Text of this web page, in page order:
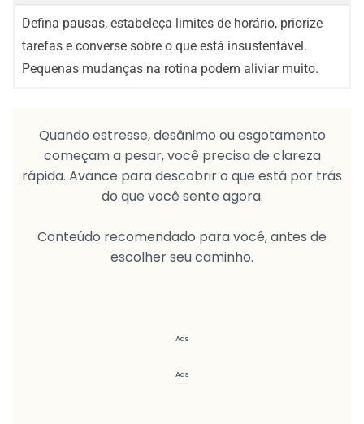
Defina pausas, estabeleça limites de horário, priorize
tarefas e converse sobre o que está insustentável.
Pequenas mudanças na rotina podem aliviar muito.
Quando estresse, desânimo ou esgotamento
começam a pesar, você precisa de clareza
rápida. Avance para descobrir o que está por trás
do que você sente agora.
Conteúdo recomendado para você, antes de
escolher seu caminho.
Ads
Ads